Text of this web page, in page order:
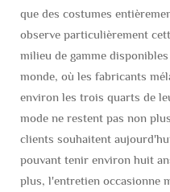
que des costumes
observe particulièrement
milieu de gamme
monde, où les fabricants
environ les trois quarts de
mode ne restent pas non
clients souhaitent
pouvant tenir environ huit
plus, l'entretien occasionne